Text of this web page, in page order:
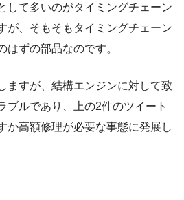
して多いのがタイミングチェーン
が、そもそもタイミングチェーン
はずの部品なのです。
ますが、結構エンジンに対して致
ブルであり、上の2件のツイート
か高額修理が必要な事態に発展し